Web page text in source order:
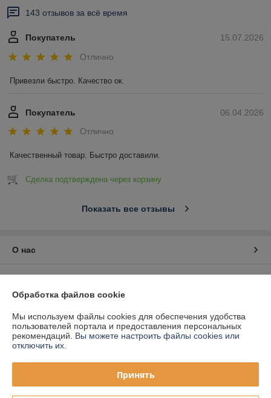
143 отзывов за всё время
15.07.2026
Покупатель
Отлично
Привезли быстро. Качество ок.
06.04.2026
Покупатель
Отлично
Качественный товар. Быстро доставили.
Сделка подтверждена через корзину
Показать все отзывы
О нас
График работы
Полная версия сайта
Обработка файлов cookie
Мы используем файлы cookies для обеспечения удобства
пользователей портала и предоставления персональных
рекомендаций. Вы можете настроить файлы cookies или
отключить их.
Принять